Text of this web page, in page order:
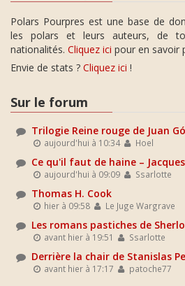
Polars Pourpres est une base de
les polars et leurs auteurs, de
nationalités. Cliquez ici pour en savoir
Envie de stats ? Cliquez ici !
Sur le forum
Trilogie Reine rouge de Juan
aujourd'hui à 10:34 Hoel
Ce qu'il faut de haine –
aujourd'hui à 09:09 Ssarlotte
Thomas H. Cook
hier à 09:58 Le Juge Wargrave
Les romans pastiches de
avant hier à 19:51 Ssarlotte
Derrière la chair de Stanislas
avant hier à 17:17 patoche77